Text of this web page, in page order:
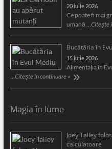
20 iulie 2026
Ce poate fi mai
umană … Citește
Bucătăria în
15 iulie 2026
Alimentaţia în
Citește în continuare »
Magia în lume
Joey Talley
calculatoare